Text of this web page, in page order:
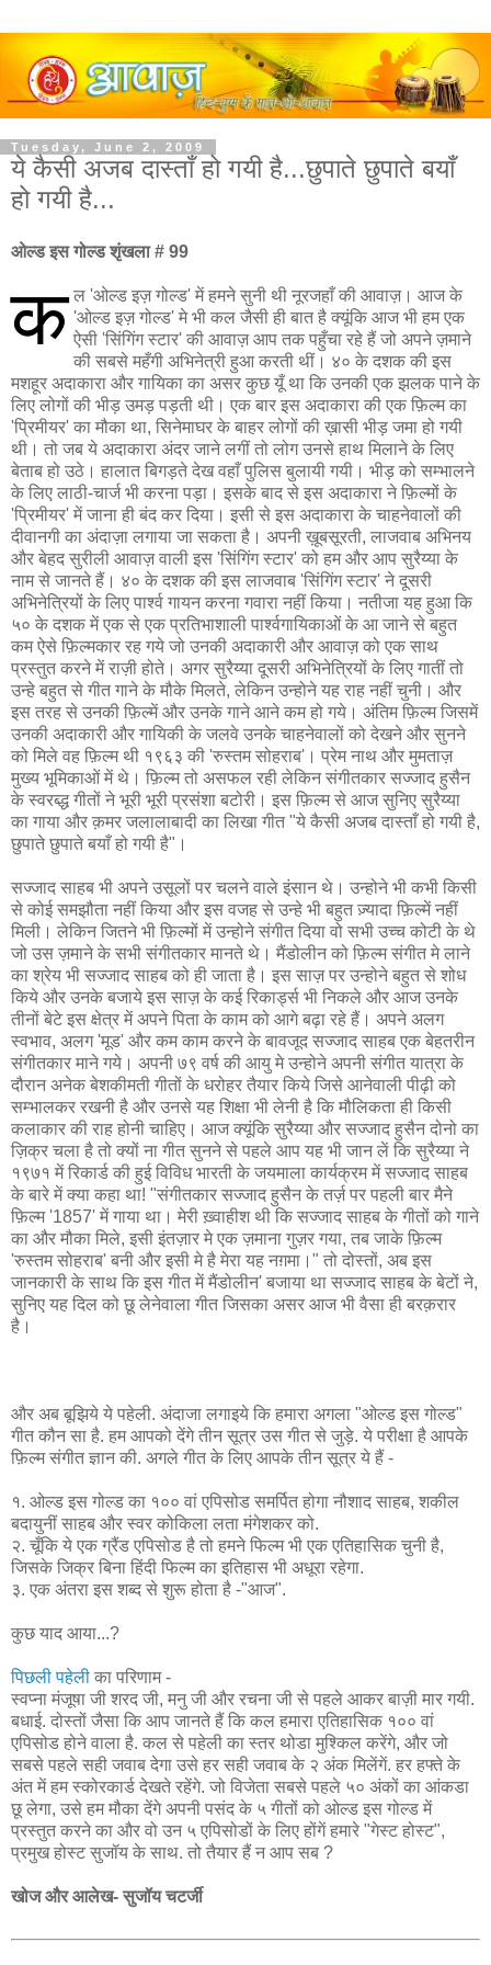
Tuesday, June 2, 2009
ये कैसी अजब दास्ताँ हो गयी है...छुपाते छुपाते बयाँ
हो गयी है...
ओल्ड इस गोल्ड शृंखला # 99
क ल 'ओल्ड इज़ गोल्ड' में हमने सुनी थी नूरजहाँ की आवाज़। आज के
'ओल्ड इज़ गोल्ड' मे भी कल जैसी ही बात है क्यूंकि आज भी हम एक
ऐसी 'सिंगिंग स्टार' की आवाज़ आप तक पहुँचा रहे हैं जो अपने ज़माने
की सबसे महँगी अभिनेत्री हुआ करती थीं। ४० के दशक की इस
मशहूर अदाकारा और गायिका का असर कुछ यूँ था कि उनकी एक झलक पाने के
लिए लोगों की भीड़ उमड़ पड़ती थी। एक बार इस अदाकारा की एक फ़िल्म का
'प्रिमीयर' का मौका था, सिनेमाघर के बाहर लोगों की ख़ासी भीड़ जमा हो गयी
थी। तो जब ये अदाकारा अंदर जाने लगीं तो लोग उनसे हाथ मिलाने के लिए
बेताब हो उठे। हालात बिगड़ते देख वहाँ पुलिस बुलायी गयी। भीड़ को सम्भालने
के लिए लाठी-चार्ज भी करना पड़ा। इसके बाद से इस अदाकारा ने फ़िल्मों के
'प्रिमीयर' में जाना ही बंद कर दिया। इसी से इस अदाकारा के चाहनेवालों की
दीवानगी का अंदाज़ा लगाया जा सकता है। अपनी ख़ूबसूरती, लाजवाब अभिनय
और बेहद सुरीली आवाज़ वाली इस 'सिंगिंग स्टार' को हम और आप सुरैय्या के
नाम से जानते हैं। ४० के दशक की इस लाजवाब 'सिंगिंग स्टार' ने दूसरी
अभिनेत्रियों के लिए पार्श्व गायन करना गवारा नहीं किया। नतीजा यह हुआ कि
५० के दशक में एक से एक प्रतिभाशाली पार्श्वगायिकाओं के आ जाने से बहुत
कम ऐसे फ़िल्मकार रह गये जो उनकी अदाकारी और आवाज़ को एक साथ
प्रस्तुत करने में राज़ी होते। अगर सुरैय्या दूसरी अभिनेत्रियों के लिए गातीं तो
उन्हे बहुत से गीत गाने के मौके मिलते, लेकिन उन्होने यह राह नहीं चुनी। और
इस तरह से उनकी फ़िल्में और उनके गाने आने कम हो गये। अंतिम फ़िल्म जिसमें
उनकी अदाकारी और गायिकी के जलवे उनके चाहनेवालों को देखने और सुनने
को मिले वह फ़िल्म थी १९६३ की 'रुस्तम सोहराब'। प्रेम नाथ और मुमताज़
मुख्य भूमिकाओं में थे। फ़िल्म तो असफल रही लेकिन संगीतकार सज्जाद हुसैन
के स्वरब्द्ध गीतों ने भूरी भूरी प्रसंशा बटोरी। इस फ़िल्म से आज सुनिए सुरैय्या
का गाया और क़मर जलालाबादी का लिखा गीत "ये कैसी अजब दास्ताँ हो गयी है,
छुपाते छुपाते बयाँ हो गयी है"।
सज्जाद साहब भी अपने उसूलों पर चलने वाले इंसान थे। उन्होने भी कभी किसी
से कोई समझौता नहीं किया और इस वजह से उन्हे भी बहुत ज़्यादा फ़िल्में नहीं
मिली। लेकिन जितने भी फ़िल्मों में उन्होने संगीत दिया वो सभी उच्च कोटी के थे
जो उस ज़माने के सभी संगीतकार मानते थे। मैंडोलीन को फ़िल्म संगीत मे लाने
का श्रेय भी सज्जाद साहब को ही जाता है। इस साज़ पर उन्होने बहुत से शोध
किये और उनके बजाये इस साज़ के कई रिकार्ड्स भी निकले और आज उनके
तीनों बेटे इस क्षेत्र में अपने पिता के काम को आगे बढ़ा रहे हैं। अपने अलग
स्वभाव, अलग 'मूड' और कम काम करने के बावजूद सज्जाद साहब एक बेहतरीन
संगीतकार माने गये। अपनी ७९ वर्ष की आयु मे उन्होने अपनी संगीत यात्रा के
दौरान अनेक बेशकीमती गीतों के धरोहर तैयार किये जिसे आनेवाली पीढ़ी को
सम्भालकर रखनी है और उनसे यह शिक्षा भी लेनी है कि मौलिकता ही किसी
कलाकार की राह होनी चाहिए। आज क्यूंकि सुरैय्या और सज्जाद हुसैन दोनो का
ज़िक्र चला है तो क्यों ना गीत सुनने से पहले आप यह भी जान लें कि सुरैय्या ने
१९७१ में रिकार्ड की हुई विविध भारती के जयमाला कार्यक्रम में सज्जाद साहब
के बारे में क्या कहा था! "संगीतकार सज्जाद हुसैन के तर्ज़ पर पहली बार मैने
फ़िल्म '1857' में गाया था। मेरी ख़्वाहीश थी कि सज्जाद साहब के गीतों को गाने
का और मौका मिले, इसी इंतज़ार मे एक ज़माना गुज़र गया, तब जाके फ़िल्म
'रुस्तम सोहराब' बनी और इसी मे है मेरा यह नग़मा।" तो दोस्तों, अब इस
जानकारी के साथ कि इस गीत में मैंडोलीन' बजाया था सज्जाद साहब के बेटों ने,
सुनिए यह दिल को छू लेनेवाला गीत जिसका असर आज भी वैसा ही बरक़रार
है।
और अब बूझिये ये पहेली. अंदाजा लगाइये कि हमारा अगला "ओल्ड इस गोल्ड"
गीत कौन सा है. हम आपको देंगे तीन सूत्र उस गीत से जुड़े. ये परीक्षा है आपके
फ़िल्म संगीत ज्ञान की. अगले गीत के लिए आपके तीन सूत्र ये हैं -
१. ओल्ड इस गोल्ड का १०० वां एपिसोड समर्पित होगा नौशाद साहब, शकील
बदायुनीं साहब और स्वर कोकिला लता मंगेशकर को.
२. चूँकि ये एक ग्रैंड एपिसोड है तो हमने फिल्म भी एक एतिहासिक चुनी है,
जिसके जिक्र बिना हिंदी फिल्म का इतिहास भी अधूरा रहेगा.
३. एक अंतरा इस शब्द से शुरू होता है -"आज".
कुछ याद आया...?
पिछली पहेली का परिणाम -
स्वप्ना मंजूषा जी शरद जी, मनु जी और रचना जी से पहले आकर बाज़ी मार गयी.
बधाई. दोस्तों जैसा कि आप जानते हैं कि कल हमारा एतिहासिक १०० वां
एपिसोड होने वाला है. कल से पहेली का स्तर थोडा मुश्किल करेंगे, और जो
सबसे पहले सही जवाब देगा उसे हर सही जवाब के २ अंक मिलेंगें. हर हफ्ते के
अंत में हम स्कोरकार्ड देखते रहेंगे. जो विजेता सबसे पहले ५० अंकों का आंकडा
छू लेगा, उसे हम मौका देंगे अपनी पसंद के ५ गीतों को ओल्ड इस गोल्ड में
प्रस्तुत करने का और वो उन ५ एपिसोडों के लिए होंगें हमारे "गेस्ट होस्ट",
प्रमुख होस्ट सुजॉय के साथ. तो तैयार हैं न आप सब ?
खोज और आलेख- सुजॉय चटर्जी